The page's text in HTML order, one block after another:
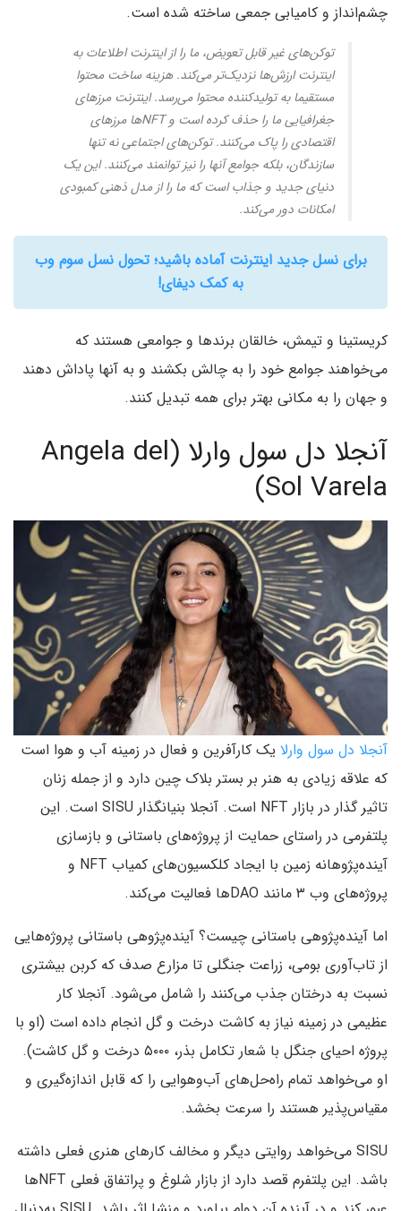
چشم‌انداز و کامیابی جمعی ساخته شده است.
توکن‌های غیر قابل تعویض، ما را از اینترنت اطلاعات به
اینترنت ارزش‌ها نزدیک‌تر می‌کند. هزینه ساخت محتوا
مستقیما به تولیدکننده محتوا می‌رسد. اینترنت مرزهای
جغرافیایی ما را حذف کرده است و NFTها مرزهای
اقتصادی را پاک می‌کنند. توکن‌های اجتماعی نه تنها
سازندگان، بلکه جوامع آنها را نیز توانمند می‌کنند. این یک
دنیای جدید و جذاب است که ما را از مدل ذهنی کمبودی
امکانات دور می‌کند.
برای نسل جدید اینترنت آماده باشید؛ تحول نسل سوم وب
به کمک دیفای!
کریستینا و تیمش، خالقان برندها و جوامعی هستند که
می‌خواهند جوامع خود را به‌ چالش بکشند و به آنها پاداش دهند
و جهان را به مکانی بهتر برای همه تبدیل کنند.
آنجلا دل سول وارلا (Angela del
Sol Varela)
آنجلا دل سول وارلا یک کارآفرین و فعال در زمینه آب و هوا است
که علاقه زیادی به هنر بر بستر بلاک چین دارد و از جمله زنان
تاثیر گذار در بازار NFT است. آنجلا بنیانگذار SISU است. این
پلتفرمی در راستای حمایت از پروژه‌های باستانی و بازسازی
آینده‌پژوهانه زمین با ایجاد کلکسیون‌های کمیاب NFT و
پروژه‌های وب ۳ مانند DAOها فعالیت می‌کند.
اما آینده‌پژوهی باستانی چیست؟ آینده‌پژوهی باستانی پروژه‌هایی
از تاب‌آوری بومی، زراعت جنگلی تا مزارع صدف که کربن بیشتری
نسبت به درختان جذب می‌کنند را شامل می‌شود. آنجلا کار
عظیمی در زمینه نیاز به کاشت درخت و گل انجام داده است (او با
پروژه احیای جنگل با شعار تکامل بذر، ۵۰۰۰ درخت و گل کاشت).
او می‌خواهد تمام راه‌حل‌های آب‌وهوایی را که قابل اندازه‌گیری و
مقیاس‌پذیر هستند را سرعت بخشد.
SISU می‌خواهد روایتی دیگر و مخالف کارهای هنری فعلی داشته
باشد. این پلتفرم قصد دارد از بازار شلوغ و پراتفاق فعلی NFTها